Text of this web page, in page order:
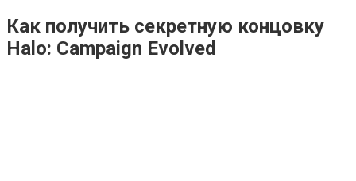
Как получить секретную концовку
Halo: Campaign Evolved